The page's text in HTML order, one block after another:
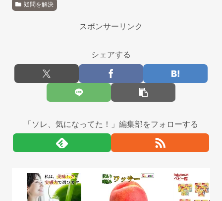
疑問を解決
スポンサーリンク
シェアする
「ソレ、気になってた！」編集部をフォローする